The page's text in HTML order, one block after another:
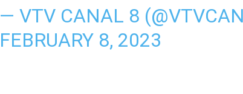
— VTV CANAL 8
FEBRUARY 8, 2023